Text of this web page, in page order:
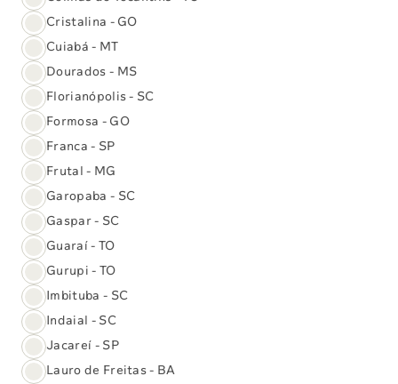
Assine nossa newsletter
Receba nossas novidades sobre serviços,
eventos, dicas de saúde e muito mais.
Nome:*
E-mail:*
Cristalina - GO
Cuiabá - MT
Dourados - MS
Florianópolis - SC
Formosa - GO
Franca - SP
Frutal - MG
Garopaba - SC
Gaspar - SC
Guaraí - TO
Gurupi - TO
Imbituba - SC
Indaial - SC
Jacareí - SP
Lauro de Freitas - BA